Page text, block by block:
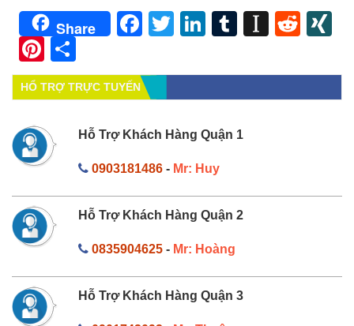
Share Facebook
TwitterLinkedIn
Tumblr
Pinterest
HỔ TRỢ TRỰC TUYẾN
Hỗ Trợ Khách Hàng Quận 1
0903181486- Mr: Huy
Hỗ Trợ Khách Hàng Quận 2
0835904625- Mr: Hoàng
Hỗ Trợ Khách Hàng Quận 3